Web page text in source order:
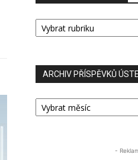
RUBRIKY
PŘÍSPĚVKŮ
ARCHIV PŘÍSPĚVKŮ
ARCHIV
PŘÍSPĚVKŮ
-